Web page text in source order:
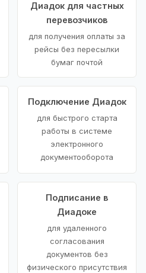
Диадок для частных
перевозчиков
для получения оплаты за
рейсы без пересылки
бумаг почтой
Подключение Диадок
для быстрого старта
работы в системе
электронного
документооборота
Подписание в
Диадоке
для удаленного
согласования
документов без
физического присутствия